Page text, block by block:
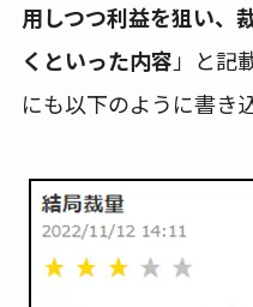
用しつつ利益を狙い、
くといった内容」と記
にも以下のように書き